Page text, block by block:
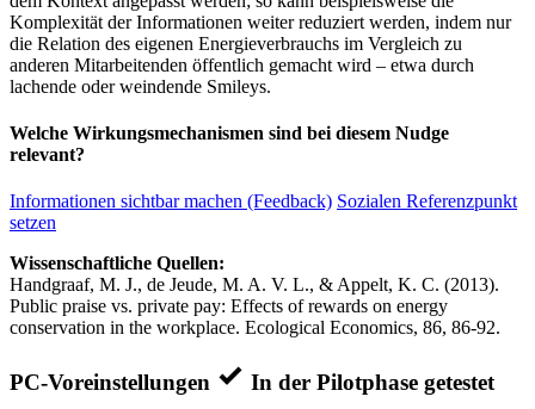
Komplexität der Informationen weiter reduziert werden, indem nur
die Relation des eigenen Energieverbrauchs im Vergleich zu
anderen Mitarbeitenden öffentlich gemacht wird – etwa durch
lachende oder weindende Smileys.
Welche Wirkungsmechanismen sind bei diesem Nudge
relevant?
Informationen sichtbar machen (Feedback) Sozialen Referenzpunkt
setzen
Wissenschaftliche Quellen:
Handgraaf, M. J., de Jeude, M. A. V. L., & Appelt, K. C. (2013).
Public praise vs. private pay: Effects of rewards on energy
conservation in the workplace. Ecological Economics, 86, 86-92.
PC-Voreinstellungen In der Pilotphase getestet